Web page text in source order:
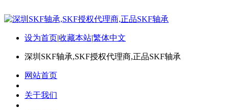
设为首页|收藏本站|繁体中文
深圳SKF轴承,SKF授权代理商,正品SKF轴承
网站首页
关于我们